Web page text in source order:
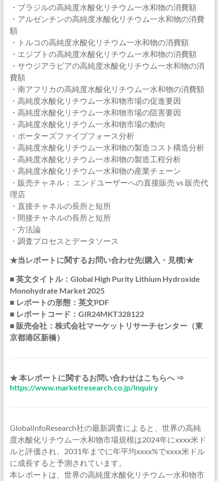
・ブラジルの高純度水酸化リチウム一水和物の消費額
・アルゼンチンの高純度水酸化リチウム一水和物の消費
額
・トルコの高純度水酸化リチウム一水和物の消費額
・エジプトの高純度水酸化リチウム一水和物の消費額
・サウジアラビアの高純度水酸化リチウム一水和物の消
費額
・南アフリカの高純度水酸化リチウム一水和物の消費額
・高純度水酸化リチウム一水和物市場の促進要因
・高純度水酸化リチウム一水和物市場の阻害要因
・高純度水酸化リチウム一水和物市場の動向
・ポーターズファイブフォース分析
・高純度水酸化リチウム一水和物の製造コスト構造分析
・高純度水酸化リチウム一水和物の製造工程分析
・高純度水酸化リチウム一水和物の産業チェーン
・販売チャネル： エンドユーザーへの直接販売 vs 販売代
理店
・直接チャネルの長所と短所
・間接チャネルの長所と短所
・方法論
・調査プロセスとデータソース
★当レポートに関するお問い合わせ先(購入・見積)★
■ 英文タイトル：Global High Purity Lithium Hydroxide
Monohydrate Market 2025
■ レポートの形態：英文PDF
■ レポートコード：GIR24MKT328122
■ 販売会社：株式会社マーケットリサーチセンター（東
京都港区新橋）
★ 本レポートに関するお問い合わせはこちらへ ⇒
https://www.marketresearch.co.jp/inquiry
GlobalInfoResearch社の最新調査によると、世界の高純
度水酸化リチウム一水和物市場規模は2024年にxxxx米ド
ルと評価され、2031年までに年平均xxxx%でxxxx米ドル
に成長すると予測されています。
本レポートは、世界の高純度水酸化リチウム一水和物市